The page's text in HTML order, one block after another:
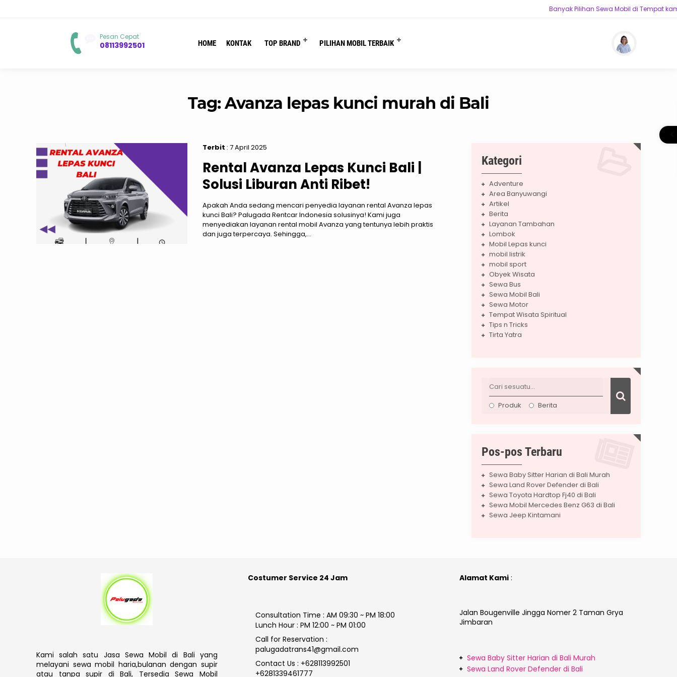
Banyak Pilihan Sewa Mobil di Tempat
Pesan Cepat
08113992501 HOME KONTAK TOP BRAND PILIHAN MOBIL TERBAIK
Tag:Avanza lepas kunci murah di Bali
Terbit : 7 April 2025
Rental Avanza Lepas Kunci Bali |
Solusi Liburan Anti Ribet!
Apakah Anda sedang mencari penyedia layanan rental Avanza lepas
kunci Bali? Palugada Rentcar Indonesia solusinya! Kami juga
menyediakan layanan rental mobil Avanza yang tentunya lebih praktis
dan juga terpercaya. Sehingga,...
Kategori
Adventure
Area Banyuwangi
Artikel
Berita
Layanan Tambahan
Lombok
Mobil Lepas kunci
mobil listrik
mobil sport
Obyek Wisata
Sewa Bus
Sewa Mobil Bali
Sewa Motor
Tempat Wisata Spiritual
Tips n Tricks
Tirta Yatra
Produk Berita
Pos-pos Terbaru
Sewa Baby Sitter Harian di Bali Murah
Sewa Land Rover Defender di Bali
Sewa Toyota Hardtop Fj40 di Bali
Sewa Mobil Mercedes Benz G63 di Bali
Sewa Jeep Kintamani
Kami salah satu Jasa Sewa Mobil di Bali yang
melayani sewa mobil haria,bulanan dengan supir
atau tanpa supir di Bali, Tersedia Sewa Mobil
Costumer Service 24 Jam
Consultation Time : AM 09:30 ~ PM 18:00
Lunch Hour : PM 12:00 ~ PM 01:00
Call for Reservation :
palugadatrans41@gmail.com
Contact Us : +628113992501
+6281339461777
Alamat Kami:
Jalan Bougenville Jingga Nomer 2 Taman Grya
Jimbaran
Sewa Baby Sitter Harian di Bali Murah
Sewa Land Rover Defender di Bali